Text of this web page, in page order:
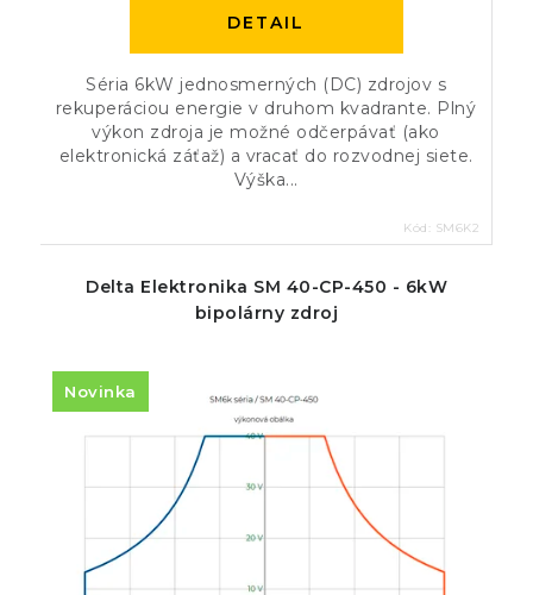
DETAIL
Séria 6kW jednosmerných (DC) zdrojov s
rekuperáciou energie v druhom kvadrante. Plný
výkon zdroja je možné odčerpávať (ako
elektronická záťaž) a vracať do rozvodnej siete.
Výška...
Kód: SM6K2
Delta Elektronika SM 40-CP-450 - 6kW
bipolárny zdroj
Novinka